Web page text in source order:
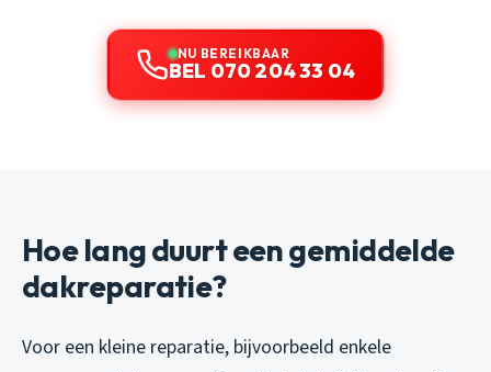
NU BEREIKBAAR
BEL 070 204 33 04
Hoe lang duurt een gemiddelde
dakreparatie?
Voor een kleine reparatie, bijvoorbeeld enkele